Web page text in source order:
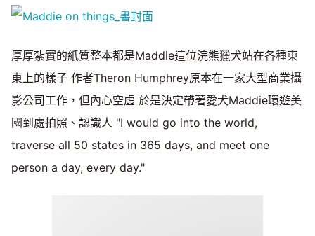
厚厚紮實的紙質整本都是Maddie這位浣熊獵犬站在各種東
東上的樣子 作者Theron Humphrey原本在一家大型商業攝
影公司工作，但內心空虛 於是決定帶著愛犬Maddie環遊美
國到處拍照、認識人 "I would go into the world,
traverse all 50 states in 365 days, and meet one
person a day, every day."